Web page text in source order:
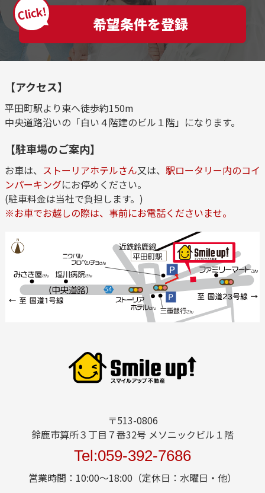
Click!
希望条件を登録
【アクセス】
平田町駅より東へ徒歩約150m
中央道路沿いの「白い４階建のビル１階」になります。
【駐車場のご案内】
お車は、 ストーリアホテルさん又は、 駅ロータリー内のコイ
ンパーキングにお停めください。
(駐車料金は当社で負担します。)
※お車でお越しの際は、事前にお電話くださいませ。
〒513-0806
鈴鹿市算所３丁目７番32号 メソニックビル１階
Tel:059-392-7686
営業時間：10:00～18:00（定休日：水曜日・他）